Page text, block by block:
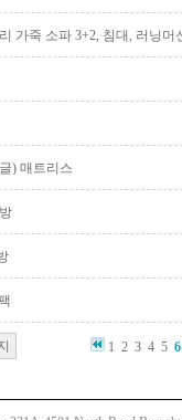
가죽 소파 3+2, 침대, 러닝머
) 매트리스
1 2 3 4 5 6